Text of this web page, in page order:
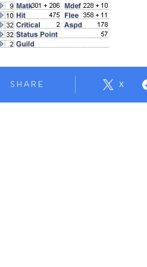
SHARE X